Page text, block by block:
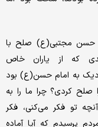
حسن مجتبی(ع) صلح با
که از یاران خاص
به امام حسن(ع) بود
کردی؟ چرا ما را به
تو فکر می‌کنی، فکر
پرسیدم که آیا آماده